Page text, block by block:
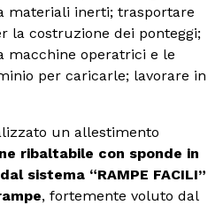
materiali inerti; trasportare
la costruzione dei ponteggi;
macchine operatrici e le
per caricarle; lavorare in
un allestimento
ribaltabile con sponde in
sistema “RAMPE FACILI”
, fortemente voluto dal